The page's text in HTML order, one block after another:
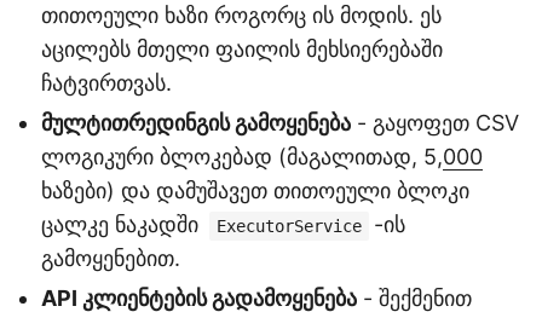
თითოეული ხაზი როგორც ის მოდის. ეს
აცილებს მთელი ფაილის მეხსიერებაში
ჩატვირთვას.
მულტითრედინგის გამოყენება - გაყოფეთ CSV
ლოგიკური ბლოკებად (მაგალითად, 5,000
ხაზები) და დამუშავეთ თითოეული ბლოკი
ცალკე ნაკადში
ExecutorService
-ის
გამოყენებით.
API კლიენტების გადამოყენება - შექმენით